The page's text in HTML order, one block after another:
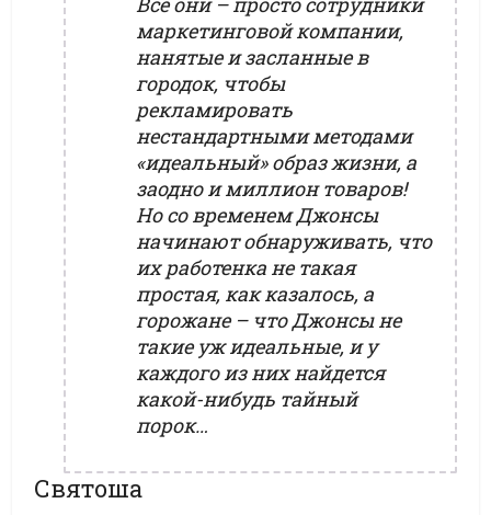
маркетинговой компании,
нанятые и засланные в
городок, чтобы
рекламировать
нестандартными методами
«идеальный» образ жизни, а
заодно и миллион товаров!
Но со временем Джонсы
начинают обнаруживать, что
их работенка не такая
простая, как казалось, а
горожане – что Джонсы не
такие уж идеальные, и у
каждого из них найдется
какой-нибудь тайный
порок…
Святоша